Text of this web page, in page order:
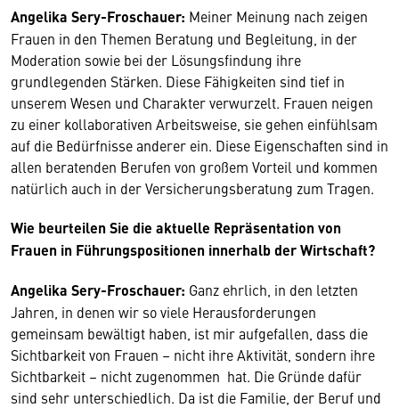
Angelika Sery-Froschauer: Meiner Meinung nach zeigen
Frauen in den Themen Beratung und Begleitung, in der
Moderation sowie bei der Lösungsfindung ihre
grundlegenden Stärken. Diese Fähigkeiten sind tief in
unserem Wesen und Charakter verwurzelt. Frauen neigen
zu einer kollaborativen Arbeitsweise, sie gehen einfühlsam
auf die Bedürfnisse anderer ein. Diese Eigenschaften sind in
allen beratenden Berufen von großem Vorteil und kommen
natürlich auch in der Versicherungsberatung zum Tragen.
Wie beurteilen Sie die aktuelle Repräsentation von
Frauen in Führungspositionen innerhalb der Wirtschaft?
Angelika Sery-Froschauer: Ganz ehrlich, in den letzten
Jahren, in denen wir so viele Herausforderungen
gemeinsam bewältigt haben, ist mir aufgefallen, dass die
Sichtbarkeit von Frauen – nicht ihre Aktivität, sondern ihre
Sichtbarkeit – nicht zugenommen hat. Die Gründe dafür
sind sehr unterschiedlich. Da ist die Familie, der Beruf und